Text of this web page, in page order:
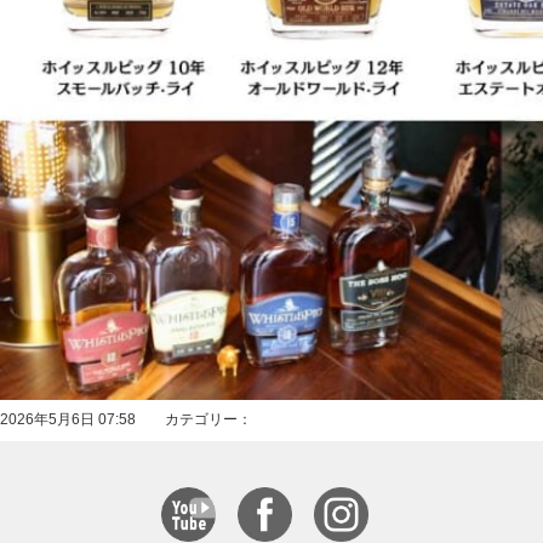
2026年5月6日 07:58 カテゴリー：